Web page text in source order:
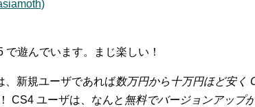
遊んでいます。まじ楽しい！
、新規ユーザであれば数万円から十万円ほど安く
CS4 ユーザは、なんと 無料でバージョンアップ